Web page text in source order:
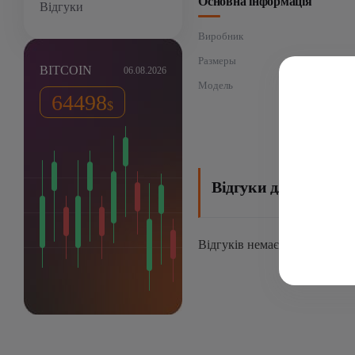
Відгуки
BITCOIN 06.08.2026
64498$
Виробник
Размеры
Модель
Відгуки для:
Відгуків немає, поки що.